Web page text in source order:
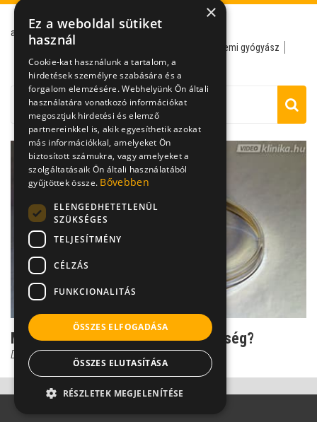
akne pattanás
bőrgyógyász-kozmetológus
bőr- és nemi gyógyász
bőrkinövés
faggyúciszta háziorvos
Mi ez itt: Pattanás vagy nemibetegség?
Dr. Tisza Tímea
×
Ez a weboldal sütiket
használ
Cookie-kat használunk a tartalom, a
hirdetések személyre szabására és a
forgalom elemzésére. Webhelyünk Ön általi
használatára vonatkozó információkat
megosztjuk hirdetési és elemző
partnereinkkel is, akik egyesíthetik azokat
más információkkal, amelyeket Ön
biztosított számukra, vagy amelyeket a
szolgáltatásaik Ön általi használatából
gyűjtöttek össze. Bővebben
ELENGEDHETETLENÜL
SZÜKSÉGES
TELJESÍTMÉNY
CÉLZÁS
FUNKCIONALITÁS
ÖSSZES ELFOGADÁSA
ÖSSZES ELUTASÍTÁSA
RÉSZLETEK MEGJELENÍTÉSE